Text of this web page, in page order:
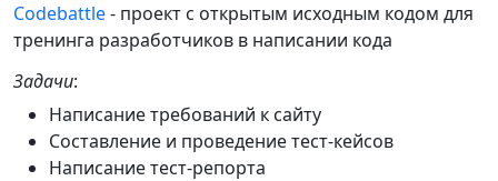
Codebattle- проект с открытым исходным кодом для
тренинга разработчиков в написании кода
Задачи:
Написание требований к сайту
Составление и проведение тест-кейсов
Написание тест-репорта